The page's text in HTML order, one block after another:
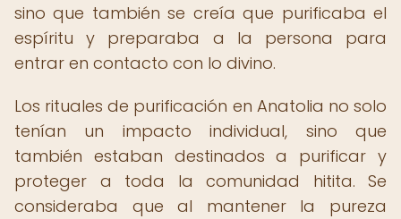
sino que también se creía que purificaba el
espíritu y preparaba a la persona para
entrar en contacto con lo divino.
Los rituales de purificación en Anatolia no solo
tenían un impacto individual, sino que
también estaban destinados a purificar y
proteger a toda la comunidad hitita. Se
consideraba que al mantener la pureza